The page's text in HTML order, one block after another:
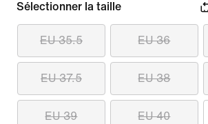
Sélectionner la taille
EU 35.5 EU 36
EU 37.5 EU 38
EU 39 EU 40